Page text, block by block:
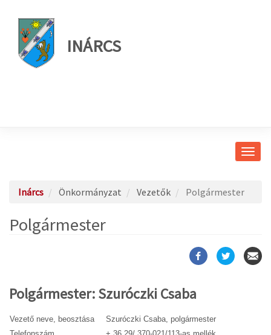
INÁRCS
Inárcs Önkormányzat Vezetők Polgármester
Polgármester
Polgármester: Szuróczki Csaba
Vezető neve, beosztása
Szuróczki Csaba, polgármester